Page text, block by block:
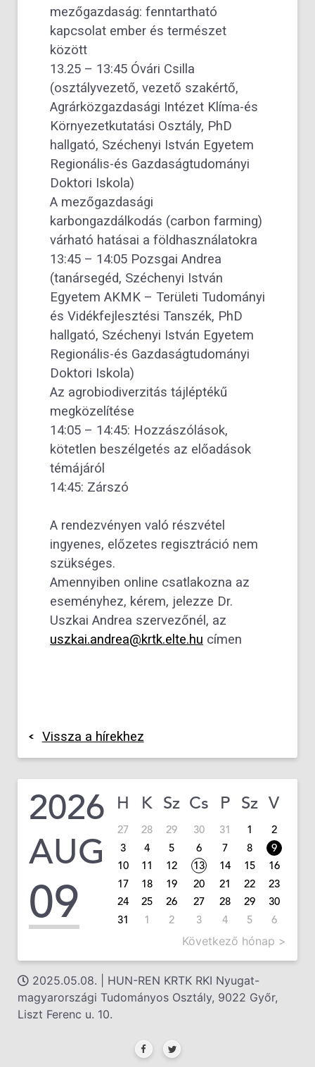
mezőgazdaság: fenntartható
kapcsolat ember és természet
között
13.25 – 13:45 Óvári Csilla
(osztályvezető, vezető szakértő,
Agrárközgazdasági Intézet Klíma-és
Környezetkutatási Osztály, PhD
hallgató, Széchenyi István Egyetem
Regionális-és Gazdaságtudományi
Doktori Iskola)
A mezőgazdasági
karbongazdálkodás (carbon farming)
várható hatásai a földhasználatokra
13:45 – 14:05 Pozsgai Andrea
(tanársegéd, Széchenyi István
Egyetem AKMK – Területi Tudományi
és Vidékfejlesztési Tanszék, PhD
hallgató, Széchenyi István Egyetem
Regionális-és Gazdaságtudományi
Doktori Iskola)
Az agrobiodiverzitás tájléptékű
megközelítése
14:05 – 14:45: Hozzászólások,
kötetlen beszélgetés az előadások
témájáról
14:45: Zárszó
A rendezvényen való részvétel
ingyenes, előzetes regisztráció nem
szükséges.
Amennyiben online csatlakozna az
eseményhez, kérem, jelezze Dr.
Uszkai Andrea szervezőnél, az
uszkai.andrea@krtk.elte.hu címen
Vissza a hírekhez
2026
AUG
09
H K Sz Cs P Sz V
27 28 29 30 31 1
2
3
4 5 6 7 8
9
10
11 12 13 14 15
16
17
18 19 20 21 22
23
24
25 26 27 28 29
30
31
1 2 3 4 5 6
Következő hónap >
2025.05.08. | HUN-REN KRTK RKI Nyugat-
magyarországi Tudományos Osztály, 9022 Győr,
Liszt Ferenc u. 10.